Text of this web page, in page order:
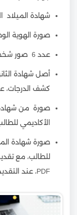
شهادة الميلاد
صورة الهوية
عدد 6 صور شخصية حديثة.
أصل شهادة
كشف الدرجات،
صورة من شهادة
الأكاديمي
صورة شهادة
للطالب، مع
PDF، عند التقديم على درجة الدكتوراه.